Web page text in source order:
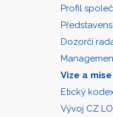
Profil
Dozorčí
Vize a mise
Etický
Vývoj CZ